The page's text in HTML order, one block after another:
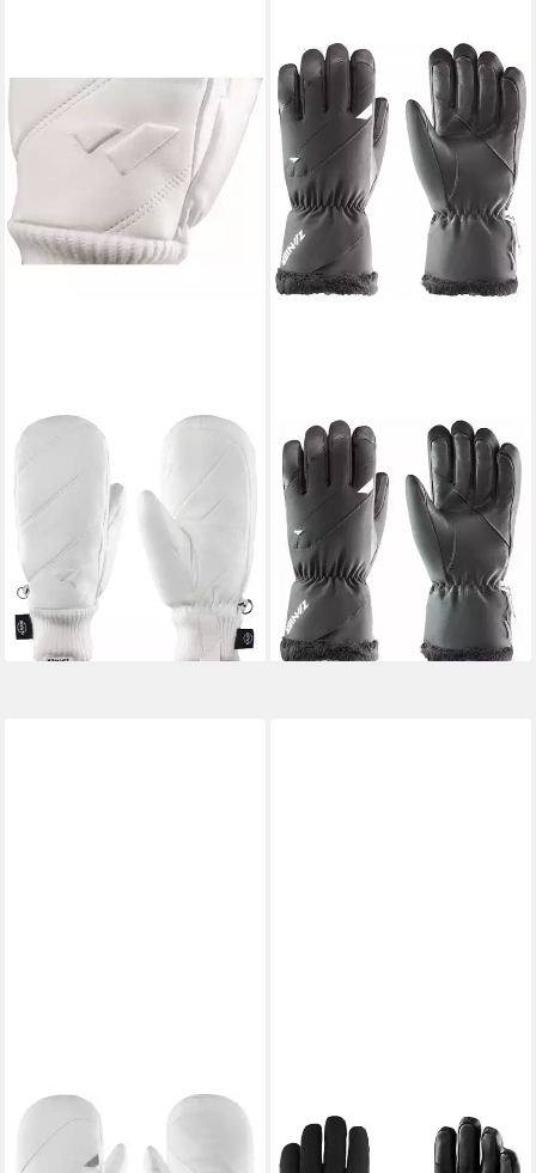
ZANIER
Skihandschuhe Vogue Mitten
69,95 €
129,99 €
-46%
lieferbar - in 2-3 Werktagen bei dir
ZANIER
Skihandschuhe LECH.STX
Elegante und funktionelle
Damenhandschuhe mit
wasserdichter
81,85 € UVP 99,99 €
-18%
lieferbar - in 2-3 Werktagen bei dir